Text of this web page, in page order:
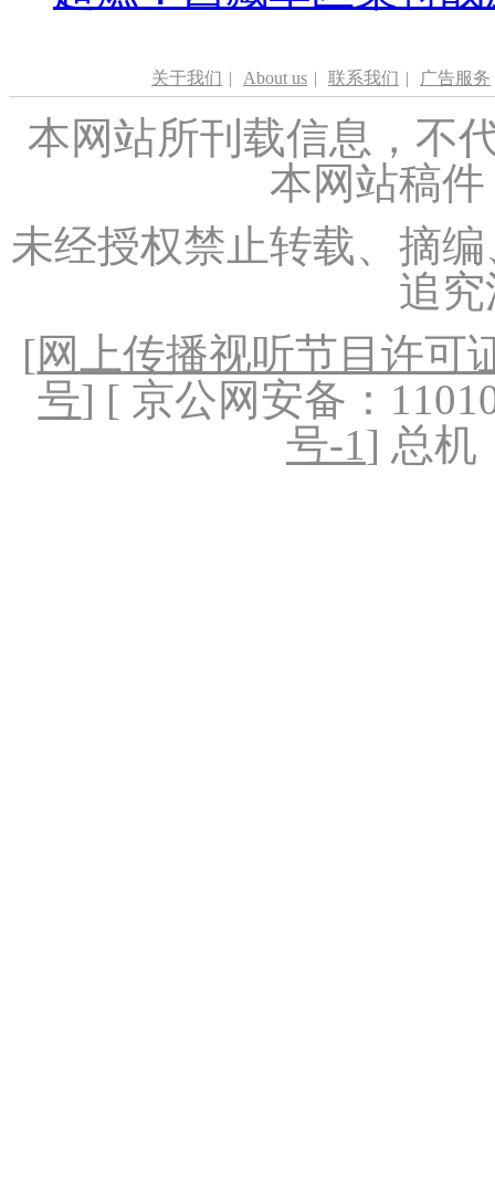
关于我们 | About us | 联系我们 | 广告服务
本网站所刊载信息，不
本网站稿
未经授权禁止转载、摘
追
[网上传播视听节目许可
号] [ 京公网安备：
号-1] 总机